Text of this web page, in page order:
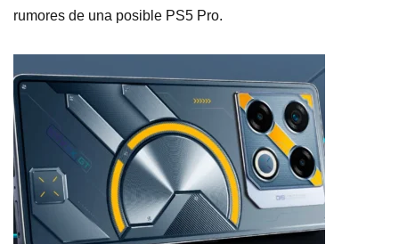
rumores de una posible PS5 Pro.